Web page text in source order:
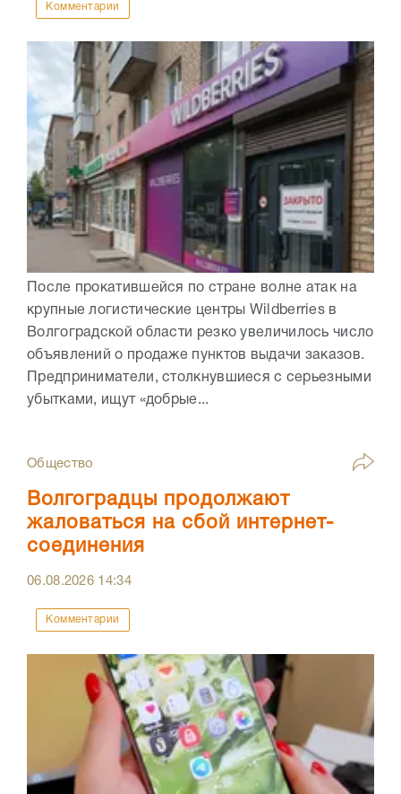
Комментарии
После прокатившейся по стране волне атак на
крупные логистические центры Wildberries в
Волгоградской области резко увеличилось число
объявлений о продаже пунктов выдачи заказов.
Предприниматели, столкнувшиеся с серьезными
убытками, ищут «добрые...
Общество
Волгоградцы продолжают
жаловаться на сбой интернет-
соединения
06.08.2026 14:34
Комментарии